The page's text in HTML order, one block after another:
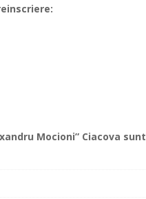
Mocioni” Ciacova sunt